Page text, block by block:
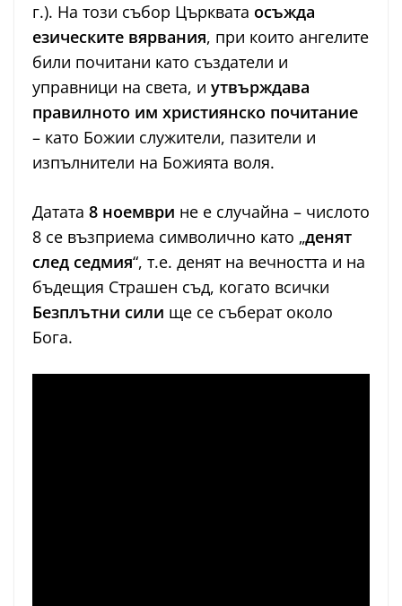
г.). На този събор Църквата осъжда
езическите вярвания, при които ангелите
били почитани като създатели и
управници на света, и утвърждава
правилното им християнско почитание
– като Божии служители, пазители и
изпълнители на Божията воля.
Датата 8 ноември не е случайна – числото
8 се възприема символично като „денят
след седмия“, т.е. денят на вечността и на
бъдещия Страшен съд, когато всички
Безплътни сили ще се съберат около
Бога.